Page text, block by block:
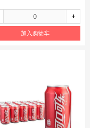
+
加入购物车